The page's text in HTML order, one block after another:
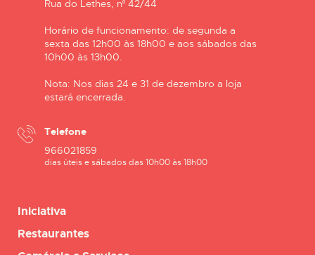
Rua do Lethes, nº 42/44
Horário de funcionamento: de segunda a
sexta das 12h00 às 18h00 e aos sábados das
10h00 às 13h00.
Nota: Nos dias 24 e 31 de dezembro a loja
estará encerrada.
Telefone
966021859
dias úteis e sábados das 10h00 às 18h00
Iniciativa
Restaurantes